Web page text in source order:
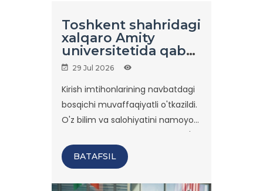
Toshkent shahridagi
xalqaro Amity
universitetida qabul
jarayonlari davom
29 Jul 2026
Kirish imtihonlarining navbatdagi
bosqichi muvaffaqiyatli o'tkazildi.
O'z bilim va salohiyatini namoyon
etishga intilgan abituriyentlar o'z
akademik kelajagi sari muhim
qadam tashladilar.
BATAFSIL